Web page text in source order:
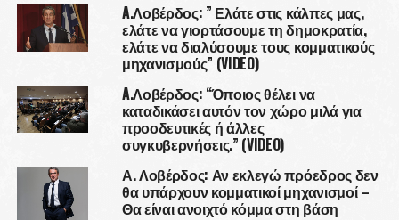
A.Λοβέρδος: ” Ελάτε στις κάλπες μας,
ελάτε να γιορτάσουμε τη δημοκρατία,
ελάτε να διαλύσουμε τους κομματικούς
μηχανισμούς” (VIDEO)
A.Λοβέρδος: “Όποιος θέλει να
καταδικάσει αυτόν τον χώρο μιλά για
προοδευτικές ή άλλες
συγκυβερνήσεις.” (VIDEO)
Α. Λοβέρδος: Αν εκλεγώ πρόεδρος δεν
θα υπάρχουν κομματικοί μηχανισμοί –
Θα είναι ανοιχτό κόμμα στη βάση